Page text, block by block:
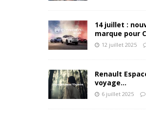
14 juillet :
marque pour
12 juillet 2025
Renault
voyage…
6 juillet 2025